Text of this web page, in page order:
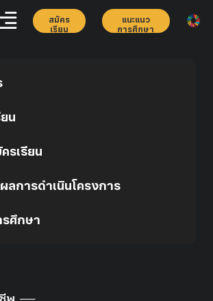
สมัคร
เรียน
แนะแนว
การศึกษา
น
รเรียน
ลการดำเนินโครงการ
ศึกษา